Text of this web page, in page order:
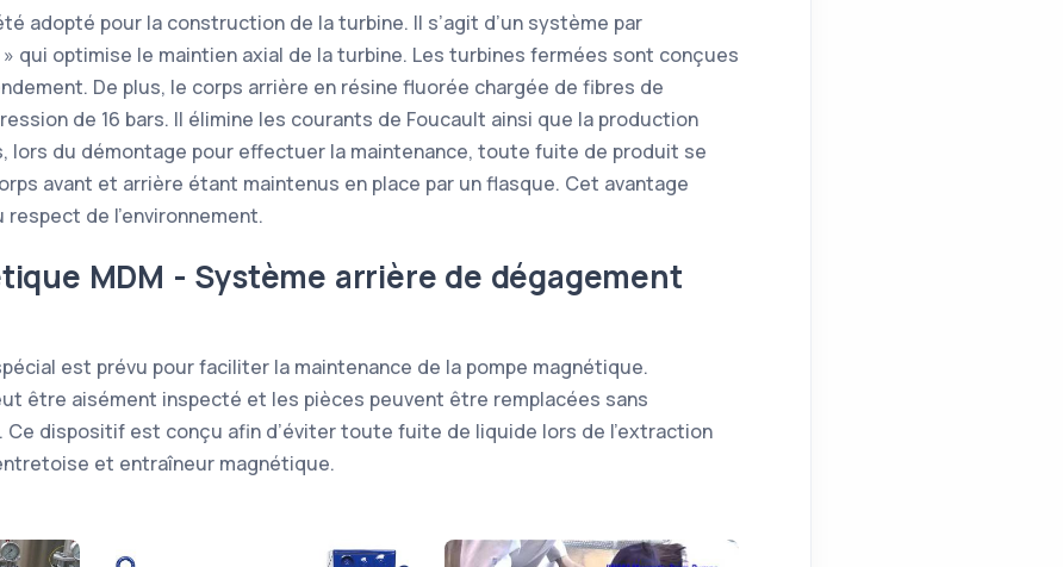
adopté pour la construction de la turbine. Il s’agit d’un système par
qui optimise le maintien axial de la turbine. Les turbines fermées sont conçues
De plus, le corps arrière en résine fluorée chargée de fibres de
de 16 bars. Il élimine les courants de Foucault ainsi que la production
lors du démontage pour effectuer la maintenance, toute fuite de produit se
avant et arrière étant maintenus en place par un flasque. Cet avantage
de l’environnement.
MDM - Système arrière de dégagement
est prévu pour faciliter la maintenance de la pompe magnétique.
être aisément inspecté et les pièces peuvent être remplacées sans
dispositif est conçu afin d’éviter toute fuite de liquide lors de l’extraction
et entraîneur magnétique.